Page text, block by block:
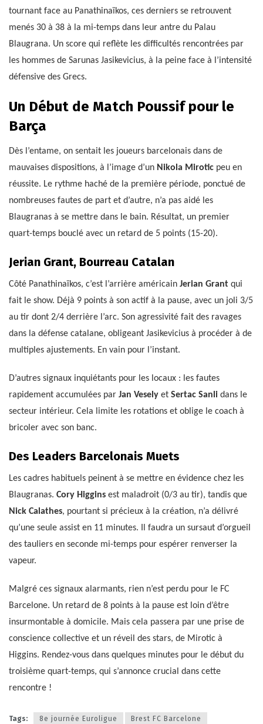
tournant face au Panathinaïkos, ces derniers se retrouvent
menés 30 à 38 à la mi-temps dans leur antre du Palau
Blaugrana. Un score qui reflète les difficultés rencontrées par
les hommes de Sarunas Jasikevicius, à la peine face à l’intensité
défensive des Grecs.
Un Début de Match Poussif pour le
Barça
Dès l’entame, on sentait les joueurs barcelonais dans de
mauvaises dispositions, à l’image d’un Nikola Mirotic peu en
réussite. Le rythme haché de la première période, ponctué de
nombreuses fautes de part et d’autre, n’a pas aidé les
Blaugranas à se mettre dans le bain. Résultat, un premier
quart-temps bouclé avec un retard de 5 points (15-20).
Jerian Grant, Bourreau Catalan
Côté Panathinaïkos, c’est l’arrière américain Jerian Grant qui
fait le show. Déjà 9 points à son actif à la pause, avec un joli 3/5
au tir dont 2/4 derrière l’arc. Son agressivité fait des ravages
dans la défense catalane, obligeant Jasikevicius à procéder à de
multiples ajustements. En vain pour l’instant.
D’autres signaux inquiétants pour les locaux : les fautes
rapidement accumulées par Jan Vesely et Sertac Sanli dans le
secteur intérieur. Cela limite les rotations et oblige le coach à
bricoler avec son banc.
Des Leaders Barcelonais Muets
Les cadres habituels peinent à se mettre en évidence chez les
Blaugranas. Cory Higgins est maladroit (0/3 au tir), tandis que
Nick Calathes, pourtant si précieux à la création, n’a délivré
qu’une seule assist en 11 minutes. Il faudra un sursaut d’orgueil
des tauliers en seconde mi-temps pour espérer renverser la
vapeur.
Malgré ces signaux alarmants, rien n’est perdu pour le FC
Barcelone. Un retard de 8 points à la pause est loin d’être
insurmontable à domicile. Mais cela passera par une prise de
conscience collective et un réveil des stars, de Mirotic à
Higgins. Rendez-vous dans quelques minutes pour le début du
troisième quart-temps, qui s’annonce crucial dans cette
rencontre !
Tags: 8e journée Euroligue Brest FC Barcelone